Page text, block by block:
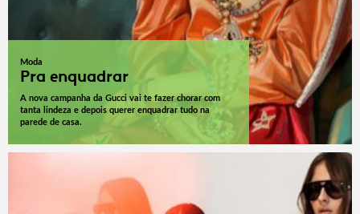
Moda
Pra enquadrar
A nova campanha da Gucci vai te fazer chorar com
tanta lindeza e depois querer enquadrar tudo na
parede de casa.